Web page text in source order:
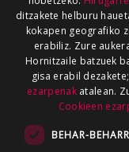
ditzakete helburu
kokapen geografiko
erabiliz. Zure
Hornitzaile batzuek
gisa erabil
ezarpenakatalean.
Cookieen
BEHAR-